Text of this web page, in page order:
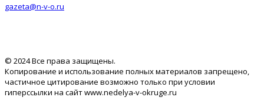
gazeta@n-v-o.ru
© 2024 Все права защищены.
Копирование и использование полных материалов запрещено,
частичное цитирование возможно только при условии
гиперссылки на сайт www.nedelya-v-okruge.ru